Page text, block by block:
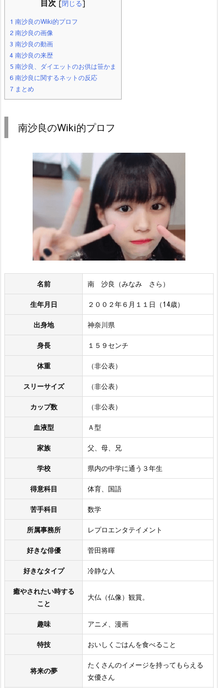
目次 [閉じる]
1 南沙良のWiki的プロフ
2 南沙良の画像
3 南沙良の動画
4 南沙良の来歴
5 南沙良、ダイエットのお供は笹かま
6 南沙良に関するネットの反応
7 まとめ
南沙良のWiki的プロフ
名前 南 沙良（みなみ さら）
生年月日 ２００２年６月１１日（14歳）
出身地 神奈川県
身長 １５９センチ
体重 （非公表）
スリーサイズ （非公表）
カップ数 （非公表）
血液型 Ａ型
家族 父、母、兄
学校 県内の中学に通う３年生
得意科目 体育、国語
苦手科目 数学
所属事務所 レプロエンタテイメント
好きな俳優 菅田将暉
好きなタイプ 冷静な人
癒やされたい時する
こと
大仏（仏像）観賞。
趣味 アニメ、漫画
特技 おいしくごはんを食べること
将来の夢
たくさんのイメージを持ってもらえる
女優さん